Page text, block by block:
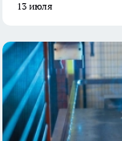
13 июля